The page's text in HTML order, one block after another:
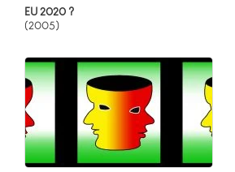
EU 2020 ?
(2005)